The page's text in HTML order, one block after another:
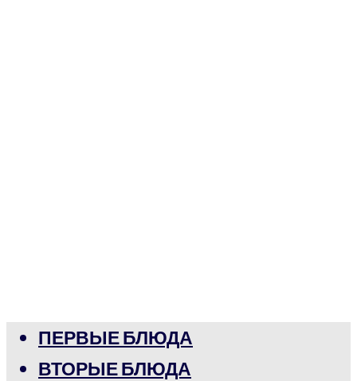
ПЕРВЫЕ БЛЮДА
ВТОРЫЕ БЛЮДА